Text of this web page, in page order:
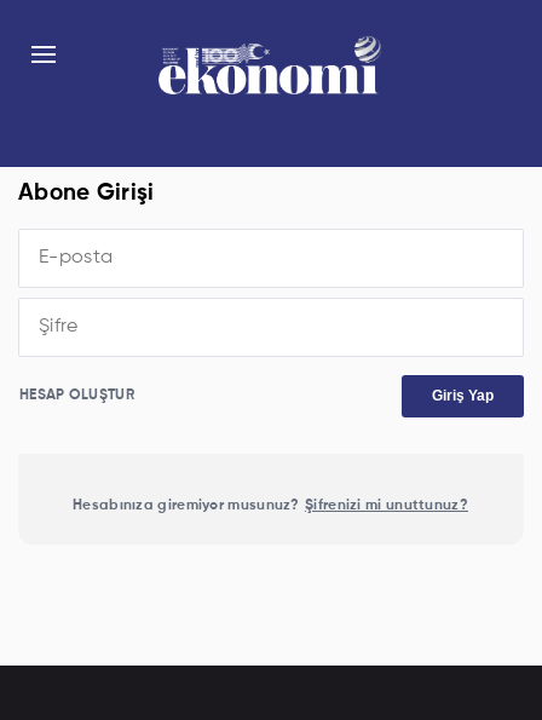
Abone Girişi
HESAP OLUŞTUR Giriş Yap
Hesabınıza giremiyor musunuz? Şifrenizi mi unuttunuz?